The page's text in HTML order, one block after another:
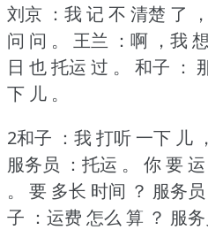
刘京 ：我 记 不 清楚 了
问 问 。
王兰 ：啊 ，我
日 也 托运 过 。
和子 ：
下 儿 。
2和子 ：我 打听 一下 儿
服务员 ：托运 。
你 要
。
要 多长 时间 ？ 服务
子 ：运费 怎么 算 ？ 服